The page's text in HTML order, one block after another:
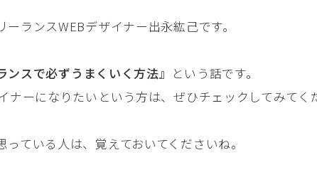
ランスWEBデザイナー出永紘己です。
ンスで必ずうまくいく方法』 という話です。
ナーになりたいという方は、ぜひチェックしてみてく
ている人は、覚えておいてくださいね。